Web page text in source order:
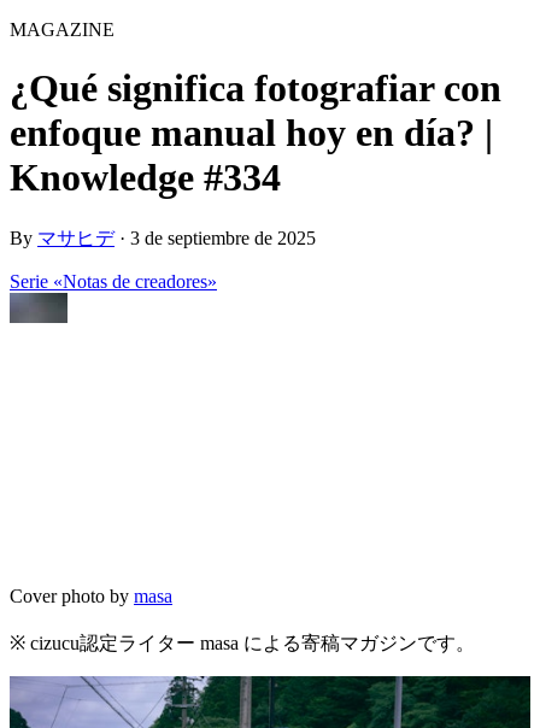
MAGAZINE
¿Qué significa fotografiar con
enfoque manual hoy en día? |
Knowledge #334
By マサヒデ · 3 de septiembre de 2025
Serie «Notas de creadores»
Cover photo by masa
※ cizucu認定ライター masa による寄稿マガジンです。